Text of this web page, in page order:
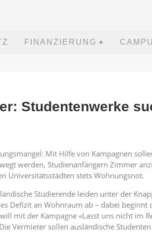
FINANZIERUNG
Studentenwerke
Mit Hilfe von Kampagnen
werden, Studienanfängern Zimmer
Universitätsstädten stets Wohnungsnot.
Studierende leiden unter der
Defizit an Wohnraum ab – dabei beginnt
mit der Kampagne «Lasst uns nicht im
Vermieter sollen ausländische